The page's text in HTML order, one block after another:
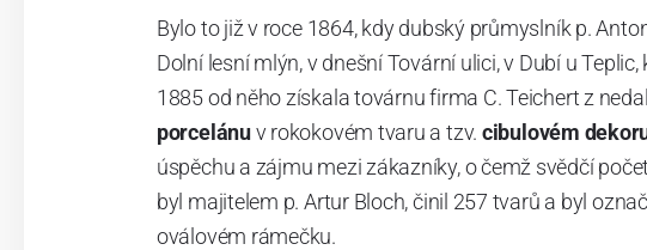
Bylo to již v roce 1864, kdy dubský průmyslník p.
Dolní lesní mlýn, v dnešní Tovární ulici, v Dubí u
1885 od něho získala továrnu firma C. Teichert z
porcelánuv rokokovém tvaru a tzv. cibulovém
úspěchu a zájmu mezi zákazníky, o čemž svědčí
byl majitelem p. Artur Bloch, činil 257 tvarů a byl
oválovém rámečku.